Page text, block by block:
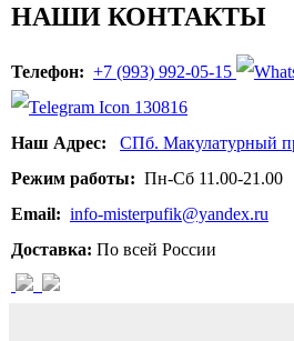
НАШИ КОНТАКТЫ
Телефон: +7 (993) 992-05-15
Наш Адрес: СПб. Макулатурный
Режим работы: Пн-Сб 11.00-21.00
Email: info-misterpufik@yandex.ru
Доставка: По всей России